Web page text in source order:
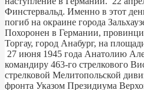
Финстервальд. Именно в этот
погиб на окраине города
Похоронен в Германии,
Торгау, город Анабург, на
27 июня 1945 года Анатолию
командиру 463-го стрелкового
стрелковой Мелитопольской
фронта Указом Президиума